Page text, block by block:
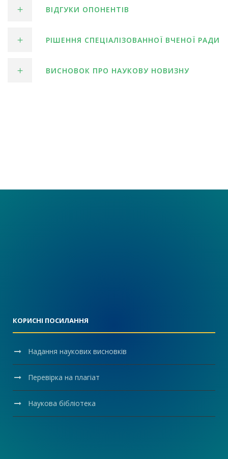
ВІДГУКИ ОПОНЕНТІВ
РІШЕННЯ СПЕЦІАЛІЗОВАННОЇ ВЧЕНОЇ РАДИ
ВИСНОВОК ПРО НАУКОВУ НОВИЗНУ
КОРИСНІ ПОСИЛАННЯ
Надання наукових висновків
Перевірка на плагіат
Наукова бібліотека